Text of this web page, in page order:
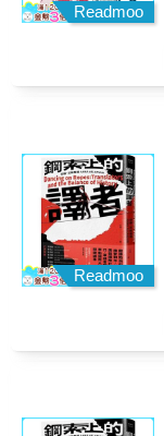
Readmoo
Readmoo